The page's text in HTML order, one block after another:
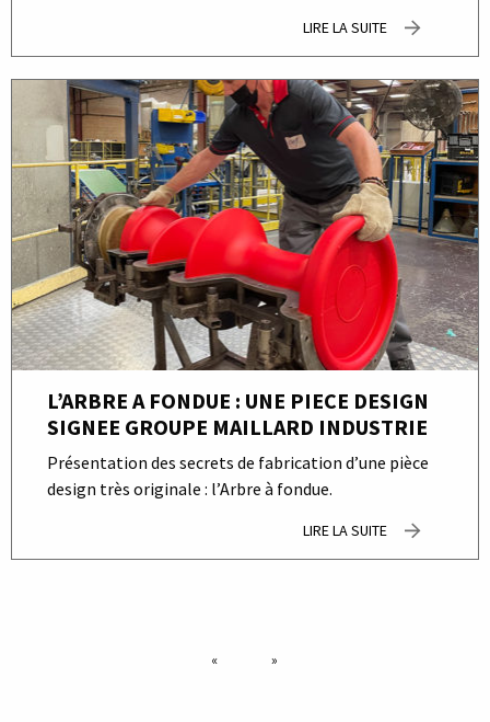
LIRE LA SUITE
L’ARBRE A FONDUE : UNE PIECE DESIGN
SIGNEE GROUPE MAILLARD INDUSTRIE
Présentation des secrets de fabrication d’une pièce
design très originale : l’Arbre à fondue.
LIRE LA SUITE
« »